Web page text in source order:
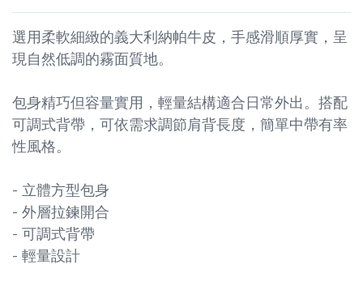
選用柔軟細緻的義大利納帕牛皮，手感滑順厚實，呈
現自然低調的霧面質地。
包身精巧但容量實用，輕量結構適合日常外出。搭配
可調式背帶，可依需求調節肩背長度，簡單中帶有率
性風格。
- 立體方型包身
- 外層拉鍊開合
- 可調式背帶
- 輕量設計